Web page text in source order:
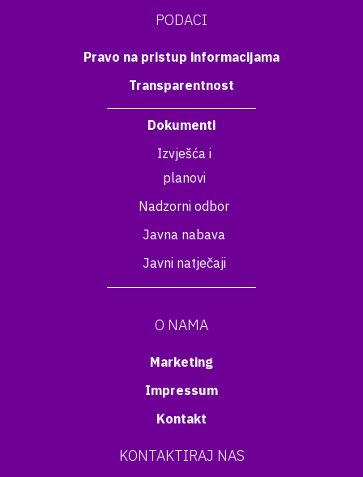
PODACI
Pravo na pristup informacijama
Transparentnost
Dokumenti
Izvješća i
planovi
Nadzorni odbor
Javna nabava
Javni natječaji
O NAMA
Marketing
Impressum
Kontakt
KONTAKTIRAJ NAS